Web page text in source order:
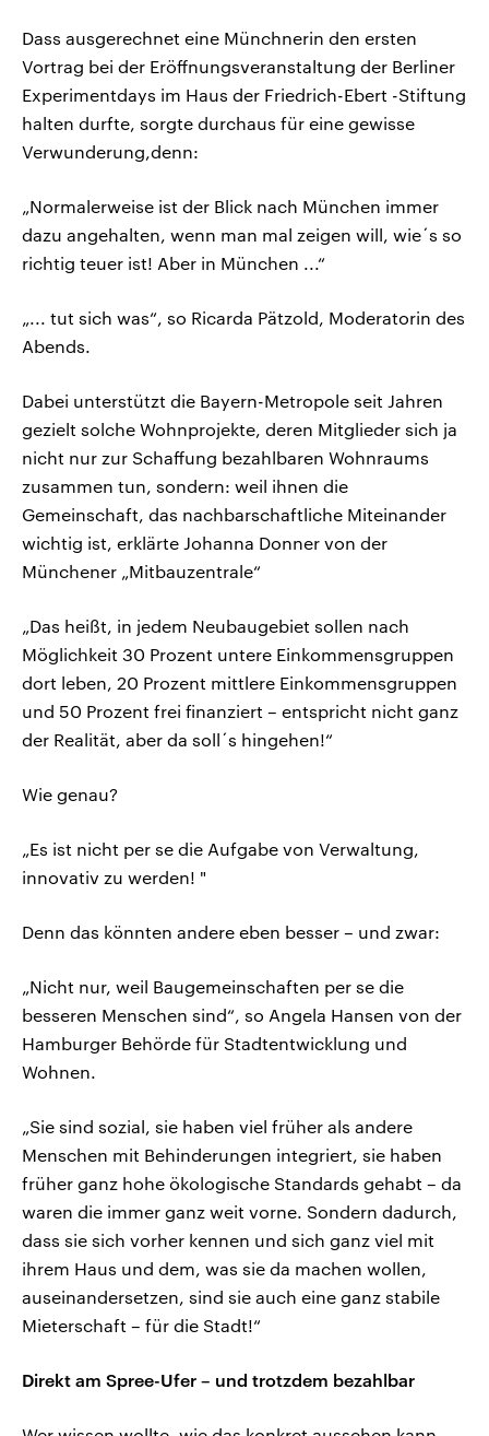
Dass ausgerechnet eine Münchnerin den ersten
Vortrag bei der Eröffnungsveranstaltung der Berliner
Experimentdays im Haus der Friedrich-Ebert -Stiftung
halten durfte, sorgte durchaus für eine gewisse
Verwunderung,denn:
„Normalerweise ist der Blick nach München immer
dazu angehalten, wenn man mal zeigen will, wie´s so
richtig teuer ist! Aber in München ...“
„... tut sich was“, so Ricarda Pätzold, Moderatorin des
Abends.
Dabei unterstützt die Bayern-Metropole seit Jahren
gezielt solche Wohnprojekte, deren Mitglieder sich ja
nicht nur zur Schaffung bezahlbaren Wohnraums
zusammen tun, sondern: weil ihnen die
Gemeinschaft, das nachbarschaftliche Miteinander
wichtig ist, erklärte Johanna Donner von der
Münchener „Mitbauzentrale“
„Das heißt, in jedem Neubaugebiet sollen nach
Möglichkeit 30 Prozent untere Einkommensgruppen
dort leben, 20 Prozent mittlere Einkommensgruppen
und 50 Prozent frei finanziert – entspricht nicht ganz
der Realität, aber da soll´s hingehen!“
Wie genau?
„Es ist nicht per se die Aufgabe von Verwaltung,
innovativ zu werden! "
Denn das könnten andere eben besser – und zwar:
„Nicht nur, weil Baugemeinschaften per se die
besseren Menschen sind“, so Angela Hansen von der
Hamburger Behörde für Stadtentwicklung und
Wohnen.
„Sie sind sozial, sie haben viel früher als andere
Menschen mit Behinderungen integriert, sie haben
früher ganz hohe ökologische Standards gehabt – da
waren die immer ganz weit vorne. Sondern dadurch,
dass sie sich vorher kennen und sich ganz viel mit
ihrem Haus und dem, was sie da machen wollen,
auseinandersetzen, sind sie auch eine ganz stabile
Mieterschaft – für die Stadt!“
Direkt am Spree-Ufer – und trotzdem bezahlbar